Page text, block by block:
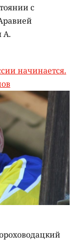
с
A.
начинается.